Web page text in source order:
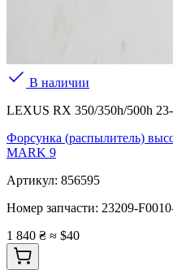
В наличии
LEXUS RX 350/350h/500h 23-
Форсунка (распылитель)
MARK 9
Артикул: 856595
Номер запчасти: 23209-
1 840 ₴ ≈ $40